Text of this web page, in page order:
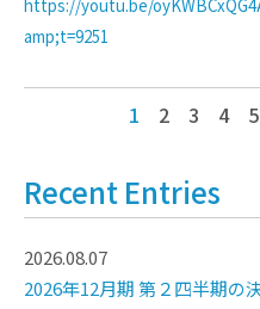
https://youtu.be/
amp;t=9251
1 2 3 4 5
Recent Entries
2026.08.07
2026年12月期 第２四半期の